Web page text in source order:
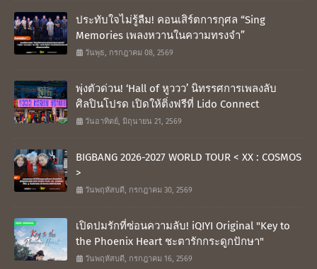
ประทับใจไม่รู้ลืม! คอนเสิร์ตการกุศล “Sing
Memories เพลงหวานในความทรงจำ”
วันพุธ, กรกฎาคม 08, 2569
พุ่งตัวด่วน! ‘Hall of หูววว’ นิทรรศการเพลงลับ
ศิลปินโปรด เปิดให้ติ่งฟรีที่ Lido Connect
วันอาทิตย์, มิถุนายน 21, 2569
BIGBANG 2026-2027 WORLD TOUR < XX : COSMOS
>
วันพฤหัสบดี, กรกฎาคม 30, 2569
เปิดปมรักที่ซ่อนความลับ! iQIYI Original "Key to
the Phoenix Heart ชะตารักกระดูกปักษา"
วันพฤหัสบดี, กรกฎาคม 16, 2569